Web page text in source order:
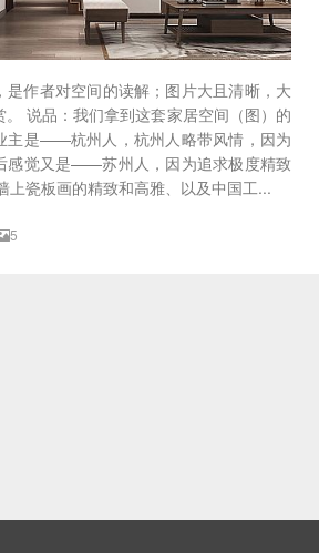
是作者对空间的读解；图片大且清晰，大
说品：我们拿到这套家居空间（图）的
主是——杭州人，杭州人略带风情，因为
感觉又是——苏州人，因为追求极度精致
上瓷板画的精致和高雅、以及中国工...
5